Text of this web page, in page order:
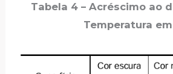
Tabela 4 – Acréscimo ao
Temperatura em